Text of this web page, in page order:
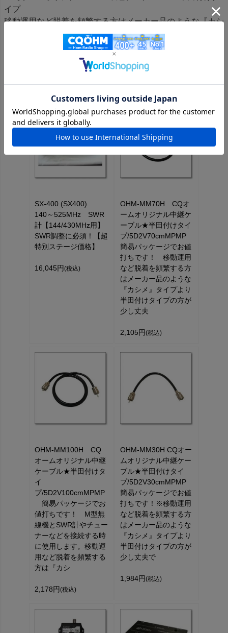
イプ
移動運用など脱着を頻繁する方はメーカー品のような『カシ
メ』タイプより半田付けタイプの方が少し丈夫です。
この商品を見た人はこちらの商品もチェックしています
《ステージ価格が設定されている商品はログインするとさらにお
SX-400 (SX400)
140～525MHz SWR
計【144/430MHz用】
SWR調整に必須！【超
特別ステージ価格】
16,045円 (税込)
OHM-MM70H CQオ
ームオリジナル中継ケ
ーブル★半田付けタイ
プ/5D2V70cmMPMP
簡易パッケージでお値
打ちです！ 移動運用
など脱着を頻繁する方
はメーカー品のような
『カシメ』タイプより
半田付けタイプの方が
少し丈夫
2,105円 (税込)
OHM-MM100H CQ
オームオリジナル中継
ケーブル★半田付けタ
イ
プ/5D2V100cmMPMP
簡易パッケージでお
値打ちです！ M型無
線機とSWR計やチュー
ナーなどを接続する時
に使用します。移動運
用など脱着を頻繁する
方は『カシ
2,178円 (税込)
OHM-MM30H CQオー
ムオリジナル中継ケー
ブル★半田付けタイ
プ/5D2V30cmMPMP
簡易パッケージでお値
打ちです！※移動運用
など脱着を頻繁する方
はメーカー品のような
『カシメ』タイプより
半田付けタイプの方が
少し丈夫で
1,984円 (税込)